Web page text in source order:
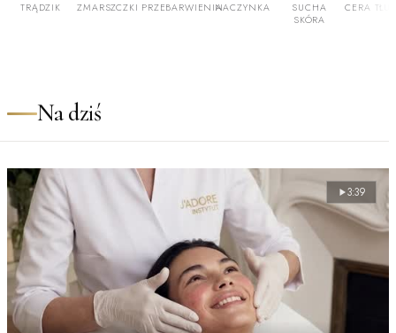
TRĄDZIK ZMARSZCZKI PRZEBARWIENIANACZYNKA
SUCHA
SKÓRA
CERA
Na dziś
3:39